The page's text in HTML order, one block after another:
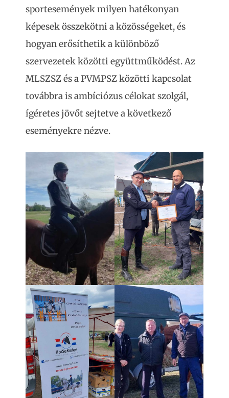
sportesemények milyen hatékonyan
képesek összekötni a közösségeket, és
hogyan erősíthetik a különböző
szervezetek közötti együttműködést. Az
MLSZSZ és a PVMPSZ közötti kapcsolat
továbbra is ambíciózus célokat szolgál,
ígéretes jövőt sejtetve a következő
eseményekre nézve.